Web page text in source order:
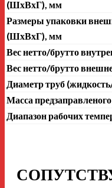
(ШхВхГ), мм
Размеры упаковки
(ШхВхГ), мм
Вес нетто/брутто
Вес нетто/брутто
Диаметр труб
Масса
Диапазон рабочих